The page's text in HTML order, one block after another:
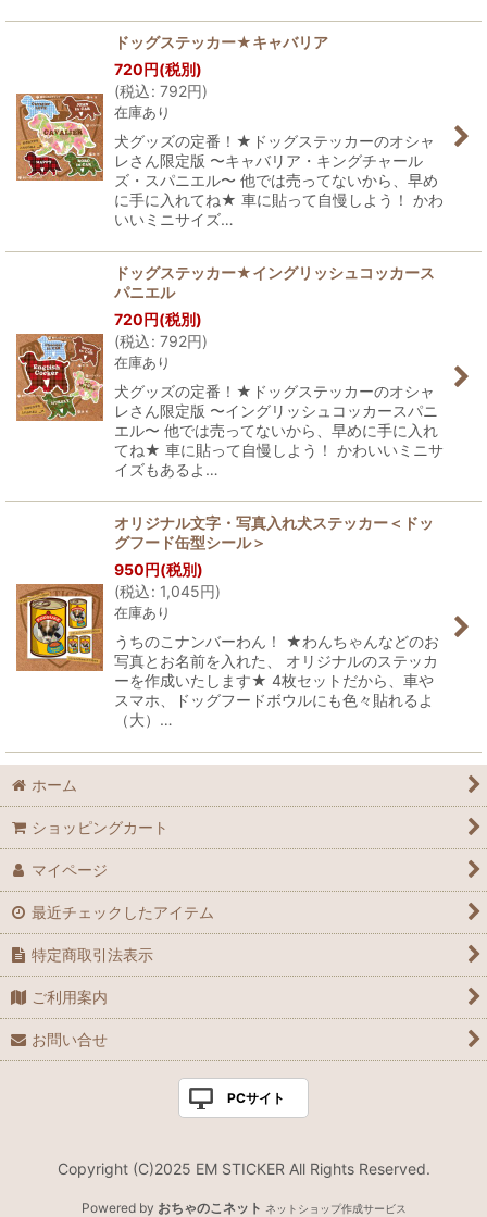
ドッグステッカー★キャバリア
720円(税別)
(税込: 792円)
在庫あり
犬グッズの定番！★ドッグステッカーのオシャ
レさん限定版 〜キャバリア・キングチャール
ズ・スパニエル〜 他では売ってないから、早め
に手に入れてね★ 車に貼って自慢しよう！ かわ
いいミニサイズ…
ドッグステッカー★イングリッシュコッカース
パニエル
720円(税別)
(税込: 792円)
在庫あり
犬グッズの定番！★ドッグステッカーのオシャ
レさん限定版 〜イングリッシュコッカースパニ
エル〜 他では売ってないから、早めに手に入れ
てね★ 車に貼って自慢しよう！ かわいいミニサ
イズもあるよ…
オリジナル文字・写真入れ犬ステッカー＜ドッ
グフード缶型シール＞
950円(税別)
(税込: 1,045円)
在庫あり
うちのこナンバーわん！ ★わんちゃんなどのお
写真とお名前を入れた、 オリジナルのステッカ
ーを作成いたします★ 4枚セットだから、車や
スマホ、ドッグフードボウルにも色々貼れるよ
（大）…
ホーム
ショッピングカート
マイページ
最近チェックしたアイテム
特定商取引法表示
ご利用案内
お問い合せ
PCサイト
Copyright (C)2025 EM STICKER All Rights Reserved.
Powered by おちゃのこネット ネットショップ作成サービス